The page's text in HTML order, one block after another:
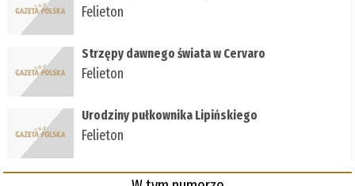
Felieton
Strzępy dawnego świata w Cervaro
Felieton
Urodziny pułkownika Lipińskiego
Felieton